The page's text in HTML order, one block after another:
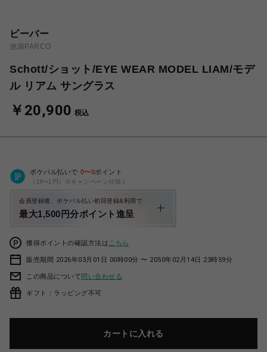
ビーバー
池袋PARCO
Schott/ショット/EYE WEAR MODEL LIAM/モデ
ル リアム サングラス
￥20,900 税込
ポケパル払いで 0〜0ポイント
（1P=1円）※キャンペーン分除く
会員登録後、ポケパル払い初回登録&利用で
最大1,500円分ポイント進呈
獲得ポイントの確認方法は こちら
販売期間 2026年03月01日 00時00分 〜 2050年02月14日 23時59分
この商品について問い合わせる
ギフト：ラッピング不可
カートに入れる